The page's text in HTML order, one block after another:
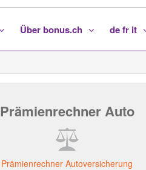
Über bonus.ch de fr it
Prämienrechner Auto
Prämienrechner Autoversicherung